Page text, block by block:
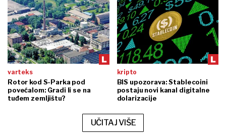
varteks
Rotor kod S-Parka pod
povećalom: Gradi li se na
tuđem zemljištu?
kripto
BIS upozorava: Stablecoini
postaju novi kanal digitalne
dolarizacije
UČITAJ VIŠE